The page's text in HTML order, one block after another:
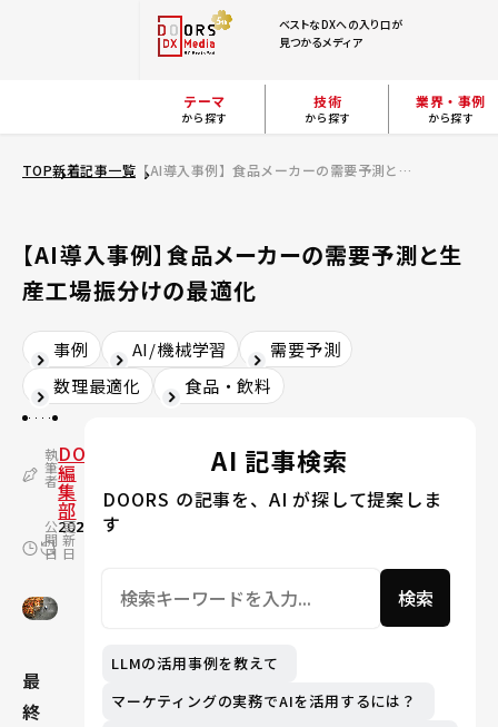
ベストなDXへの入り口が
見つかるメディア
テーマ
から探す
技術
から探す
業界・事例
から探す
TOP新着記事一覧 【AI導入事例】食品メーカーの需要予測と生産工場振分けの最適化
【AI導入事例】食品メーカーの需要予測と生
産工場振分けの最適化
事例 AI/機械学習
需要予測
数理最適化
食品・飲料
執
筆
者
DOORS
編
集
部
公
開
日
2020.10.30
更
新
日
2024.03.07
最
終
AI 記事検索
DOORS の記事を、AI が探して提案しま
す
検索
LLMの活用事例を教えて
マーケティングの実務でAIを活用するには？